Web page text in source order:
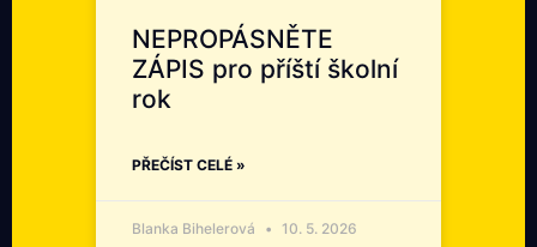
NEPROPÁSNĚTE
ZÁPIS pro příští školní
rok
PŘEČÍST CELÉ »
Blanka Bihelerová 10. 5. 2026